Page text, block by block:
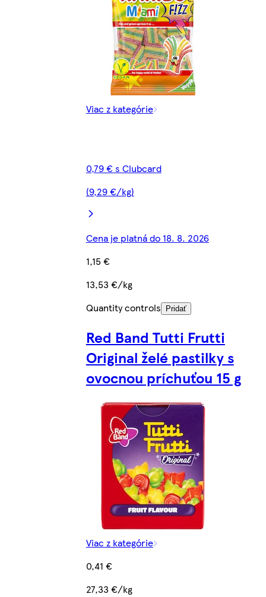
Viac z kategórie
0,79 € s Clubcard
(9,29 €/kg)
Cena je platná do 18. 8. 2026
1,15 €
13,53 €/kg
Quantity controls
Pridať
Red Band Tutti Frutti
Original želé pastilky s
ovocnou príchuťou 15 g
Viac z kategórie
0,41 €
27,33 €/kg